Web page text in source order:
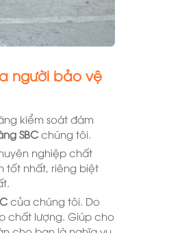
người bảo vệ
kiểm soát đám
SBCchúng tôi.
nghiệp chất
tốt nhất, riêng biệt
của chúng tôi. Do
chất lượng. Giúp cho